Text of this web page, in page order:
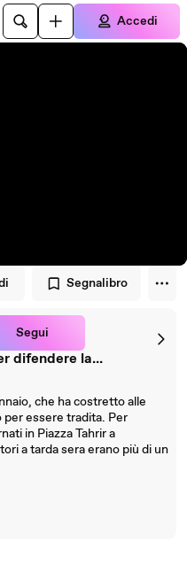
Accedi
Segnalibro
Segui
difendere la...
che ha costretto alle
per essere tradita. Per
in Piazza Tahrir a
a tarda sera erano più di un